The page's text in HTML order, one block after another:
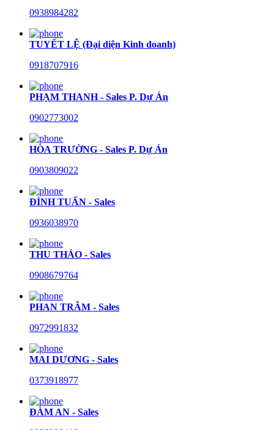
0938984282
TUYẾT LỆ (Đại diện Kinh doanh)
0918707916
PHẠM THANH - Sales P. Dự Án
0902773002
HÒA TRƯỜNG - Sales P. Dự Án
0903809022
ĐÌNH TUẤN - Sales
0936038970
THU THẢO - Sales
0908679764
PHAN TRÂM - Sales
0972991832
MAI DƯƠNG - Sales
0373918977
ĐÀM AN - Sales